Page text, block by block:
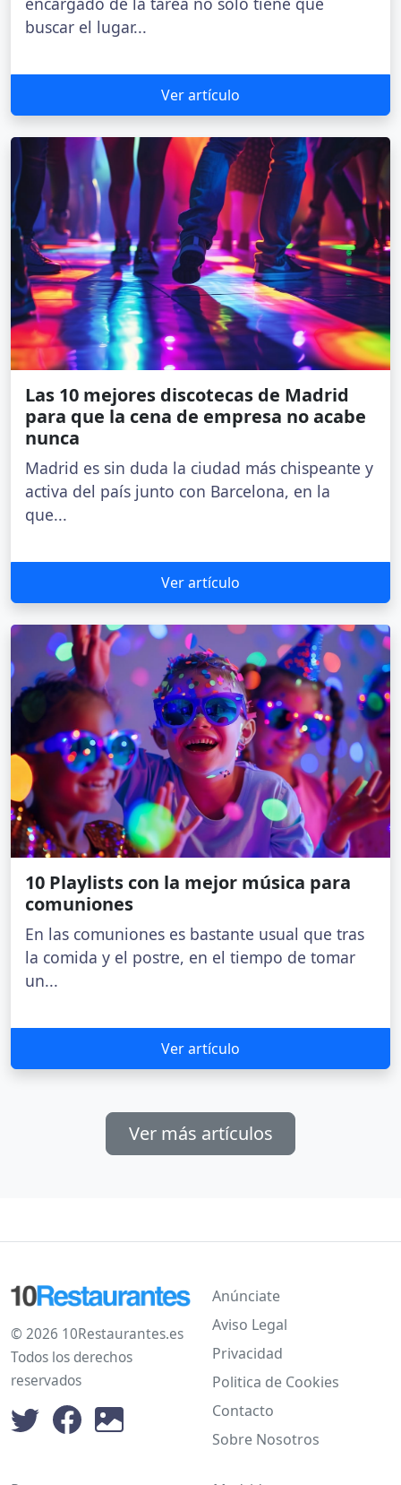
buscar el lugar...
Ver artículo
Las 10 mejores discotecas de Madrid
para que la cena de empresa no acabe
nunca
Madrid es sin duda la ciudad más chispeante y
activa del país junto con Barcelona, en la
que...
Ver artículo
10 Playlists con la mejor música para
comuniones
En las comuniones es bastante usual que tras
la comida y el postre, en el tiempo de tomar
un...
Ver artículo
Ver más artículos
© 2026 10Restaurantes.es
Todos los derechos
reservados
Anúnciate
Aviso Legal
Privacidad
Politica de Cookies
Contacto
Sobre Nosotros